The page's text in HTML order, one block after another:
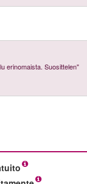
erinomaista. Suosittelen"